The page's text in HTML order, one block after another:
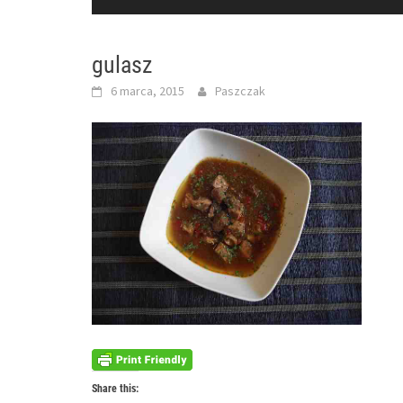
gulasz
6 marca, 2015 Paszczak
Share this: